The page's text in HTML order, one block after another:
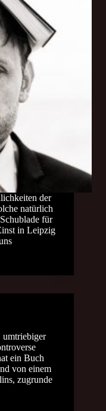
der
natürlich
für
in Leipzig
umtriebiger
ein Buch
von einem
zugrunde